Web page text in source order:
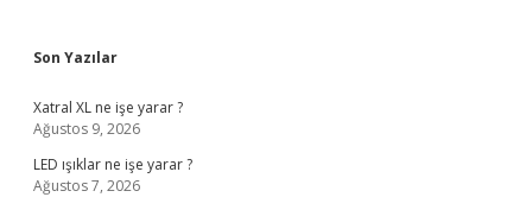
Sidebar
Son Yazılar
Xatral XL ne işe yarar ?
Ağustos 9, 2026
LED ışıklar ne işe yarar ?
Ağustos 7, 2026